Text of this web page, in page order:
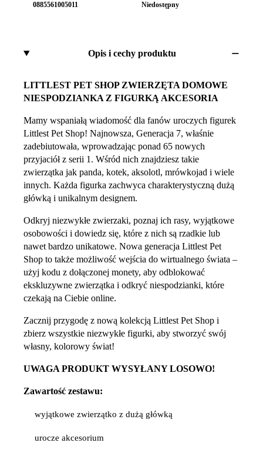
0885561005011 Niedostępny
Opis i cechy produktu
LITTLEST PET SHOP ZWIERZĘTA DOMOWE
NIESPODZIANKA Z FIGURKĄ AKCESORIA
Mamy wspaniałą wiadomość dla fanów uroczych figurek
Littlest Pet Shop! Najnowsza, Generacja 7, właśnie
zadebiutowała, wprowadzając ponad 65 nowych
przyjaciół z serii 1. Wśród nich znajdziesz takie
zwierzątka jak panda, kotek, aksolotl, mrówkojad i wiele
innych. Każda figurka zachwyca charakterystyczną dużą
główką i unikalnym designem.
Odkryj niezwykłe zwierzaki, poznaj ich rasy, wyjątkowe
osobowości i dowiedz się, które z nich są rzadkie lub
nawet bardzo unikatowe. Nowa generacja Littlest Pet
Shop to także możliwość wejścia do wirtualnego świata –
użyj kodu z dołączonej monety, aby odblokować
ekskluzywne zwierzątka i odkryć niespodzianki, które
czekają na Ciebie online.
Zacznij przygodę z nową kolekcją Littlest Pet Shop i
zbierz wszystkie niezwykłe figurki, aby stworzyć swój
własny, kolorowy świat!
UWAGA PRODUKT WYSYŁANY LOSOWO!
Zawartość zestawu:
wyjątkowe zwierzątko z dużą główką
urocze akcesorium